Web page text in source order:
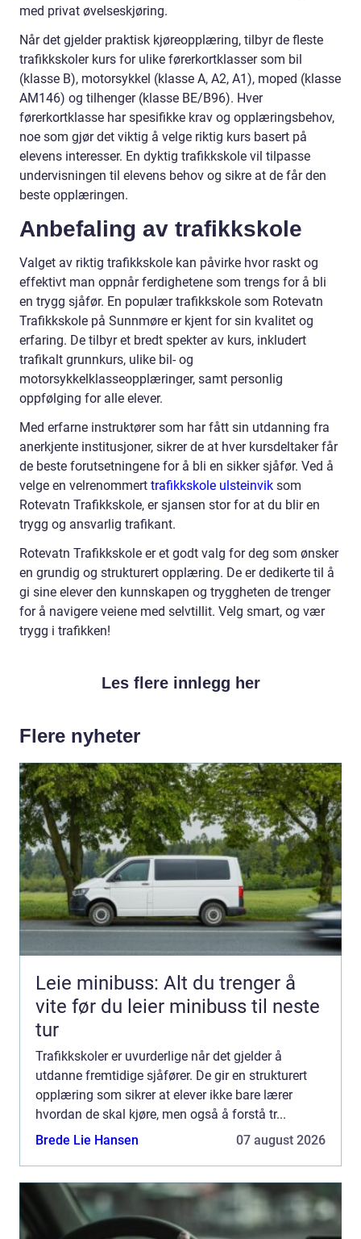
med privat øvelseskjøring.
Når det gjelder praktisk kjøreopplæring, tilbyr de fleste
trafikkskoler kurs for ulike førerkortklasser som bil
(klasse B), motorsykkel (klasse A, A2, A1), moped (klasse
AM146) og tilhenger (klasse BE/B96). Hver
førerkortklasse har spesifikke krav og opplæringsbehov,
noe som gjør det viktig å velge riktig kurs basert på
elevens interesser. En dyktig trafikkskole vil tilpasse
undervisningen til elevens behov og sikre at de får den
beste opplæringen.
Anbefaling av trafikkskole
Valget av riktig trafikkskole kan påvirke hvor raskt og
effektivt man oppnår ferdighetene som trengs for å bli
en trygg sjåfør. En populær trafikkskole som Rotevatn
Trafikkskole på Sunnmøre er kjent for sin kvalitet og
erfaring. De tilbyr et bredt spekter av kurs, inkludert
trafikalt grunnkurs, ulike bil- og
motorsykkelklasseopplæringer, samt personlig
oppfølging for alle elever.
Med erfarne instruktører som har fått sin utdanning fra
anerkjente institusjoner, sikrer de at hver kursdeltaker får
de beste forutsetningene for å bli en sikker sjåfør. Ved å
velge en velrenommert trafikkskole ulsteinvik som
Rotevatn Trafikkskole, er sjansen stor for at du blir en
trygg og ansvarlig trafikant.
Rotevatn Trafikkskole er et godt valg for deg som ønsker
en grundig og strukturert opplæring. De er dedikerte til å
gi sine elever den kunnskapen og tryggheten de trenger
for å navigere veiene med selvtillit. Velg smart, og vær
trygg i trafikken!
Les flere innlegg her
Flere nyheter
Leie minibuss: Alt du trenger å
vite før du leier minibuss til neste
tur
Trafikkskoler er uvurderlige når det gjelder å
utdanne fremtidige sjåfører. De gir en strukturert
opplæring som sikrer at elever ikke bare lærer
hvordan de skal kjøre, men også å forstå tr...
Brede Lie Hansen
07 august 2026